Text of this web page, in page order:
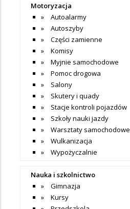
Motoryzacja
Autoalarmy
Autoszyby
Części zamienne
Komisy
Myjnie samochodowe
Pomoc drogowa
Salony
Skutery i quady
Stacje kontroli pojazdów
Szkoły nauki jazdy
Warsztaty samochodowe
Wulkanizacja
Wypożyczalnie
Nauka i szkolnictwo
Gimnazja
Kursy